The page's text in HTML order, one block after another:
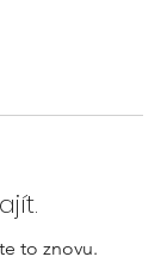
to znovu.